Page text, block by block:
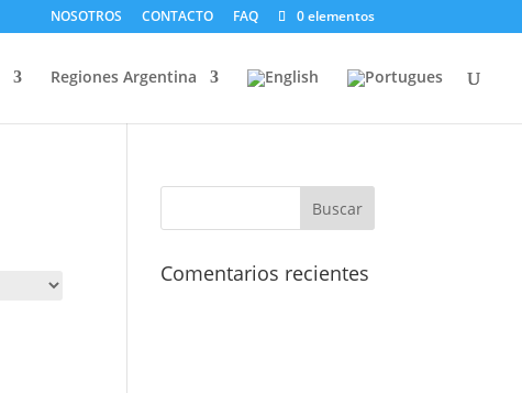
NOSOTROS CONTACTO FAQ 0 elementos
Regiones Argentina
Comentarios recientes